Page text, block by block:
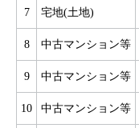
7 宅地(土地)
8 中古マンション等
9 中古マンション等
10 中古マンション等